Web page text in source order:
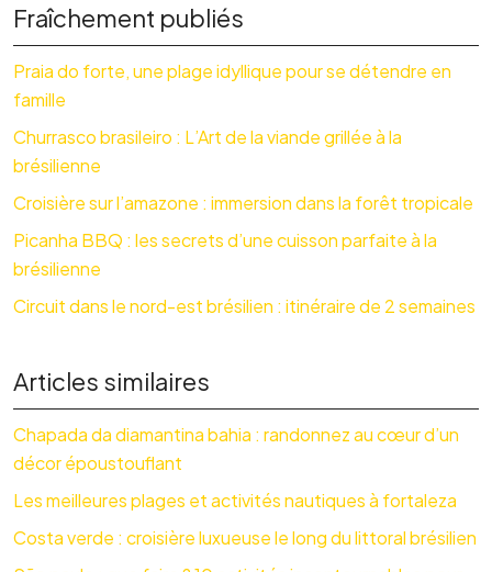
Fraîchement publiés
Praia do forte, une plage idyllique pour se détendre en
famille
Churrasco brasileiro : L’Art de la viande grillée à la
brésilienne
Croisière sur l’amazone : immersion dans la forêt tropicale
Picanha BBQ : les secrets d’une cuisson parfaite à la
brésilienne
Circuit dans le nord-est brésilien : itinéraire de 2 semaines
Articles similaires
Chapada da diamantina bahia : randonnez au cœur d’un
décor époustouflant
Les meilleures plages et activités nautiques à fortaleza
Costa verde : croisière luxueuse le long du littoral brésilien